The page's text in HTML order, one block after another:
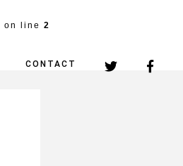
on line 2
CONTACT